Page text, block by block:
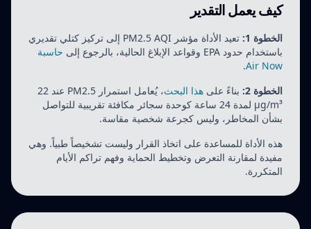
كيف يعمل التقدير
الخطوة 1:
تعيد الأداة مؤشر PM2.5 AQI إلى تركيز كتلي تقديري
باستخدام حدود EPA وقواعد الإبلاغ الحالية، بالرجوع إلى
حاسبة
Air Now
.
الخطوة 2:
بناءً على هذا البحث
، يُعامل استمرار PM2.5 عند 22
µg/m³ لمدة 24 ساعة كوحدة سجائر مكافئة تقريبية للتواصل
بشأن المخاطر، وليس كجرعة شخصية مقاسة.
هذه الأداة للمساعدة على اتخاذ القرار وليست تشخيصاً طبياً. وهي
مفيدة لمقارنة التعرض وتخطيط الحماية وفهم تراكم الأيام
المتكررة.